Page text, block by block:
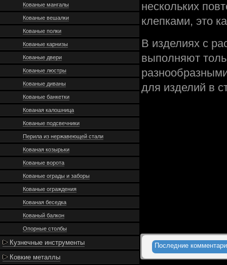
Кованые мангалы
Кованые вешалки
Кованые полки
Кованые карнизы
Кованые двери
Кованые люстры
Кованые диваны
Кованые банкетки
Кованая калошница
Кованые подсвечники
Перила из нержавеющей стали
Кованая козырьки
Кованые ворота
Кованые ограды и заборы
Кованые ограждения
Кованая беседка
Кованый балкон
Опорные столбы
Кузнечные инструменты
Ковкие металлы
нескольких
клепками, это
В изделиях с
выполняют
для изделий в
Последние